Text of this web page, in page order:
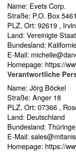
Name: Evets Corp.
Straße: P.O. Box
PLZ, Ort: 92619 ,
Land: Vereinigte
Bundesland:
E-Mail:
Homepage: https://
Verantwortliche
Name: Jörg Böckel
Straße: Anger 18
PLZ, Ort: 07366 ,
Land: Deutschland
Bundesland:
E-Mail:
Homepage: https://